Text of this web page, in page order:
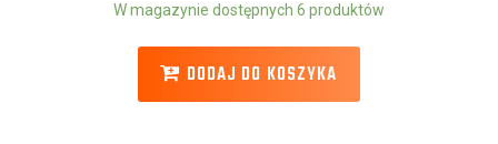
W magazynie dostępnych 6 produktów
DODAJ DO KOSZYKA